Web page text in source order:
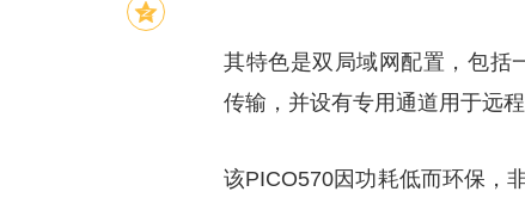
其特色是双局域网配置，包括
传输，并设有专用通道用于远
该PICO570因功耗低而环保，